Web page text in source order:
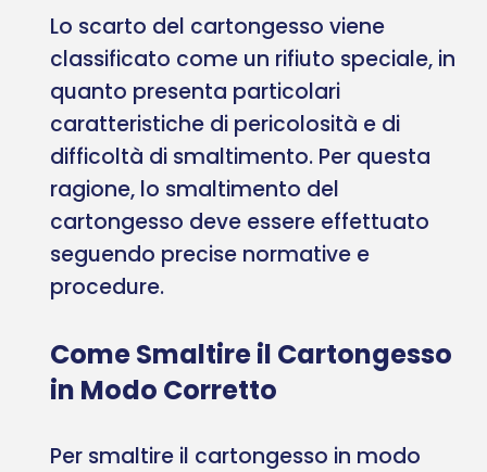
Lo scarto del cartongesso viene
classificato come un rifiuto speciale, in
quanto presenta particolari
caratteristiche di pericolosità e di
difficoltà di smaltimento. Per questa
ragione, lo smaltimento del
cartongesso deve essere effettuato
seguendo precise normative e
procedure.
Come Smaltire il Cartongesso
in Modo Corretto
Per smaltire il cartongesso in modo